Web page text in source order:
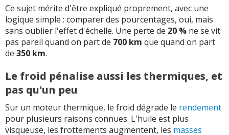
Ce sujet mérite d'être expliqué proprement, avec une
logique simple : comparer des pourcentages, oui, mais
sans oublier l'effet d'échelle. Une perte de 20 % ne se vit
pas pareil quand on part de 700 km que quand on part
de 350 km.
Le froid pénalise aussi les thermiques, et
pas qu'un peu
Sur un moteur thermique, le froid dégrade le rendement
pour plusieurs raisons connues. L'huile est plus
visqueuse, les frottements augmentent, les masses